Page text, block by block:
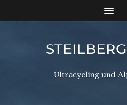
Ultracycling und